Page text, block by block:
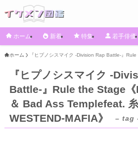
ホーム 新着 特集 若手俳優
ホーム 『ヒプノシスマイク -Division Rap Battle-』
『ヒプノシスマイク -
Battle-』Rule the Stage
＆ Bad Ass Templefeat.
WESTEND-MAFIA》
– tag